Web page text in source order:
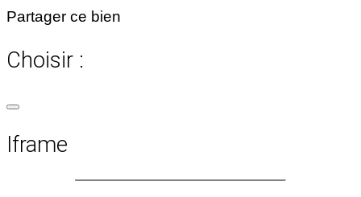
Partager ce bien
Choisir :
Iframe